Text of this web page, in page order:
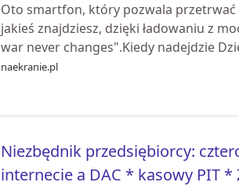
Oto smartfon, który pozwala
jakieś znajdziesz, dzięki ładowaniu z
war never changes".Kiedy nadejdzie
naekranie.pl
Niezbędnik przedsiębiorcy:
internecie a DAC * kasowy PIT *